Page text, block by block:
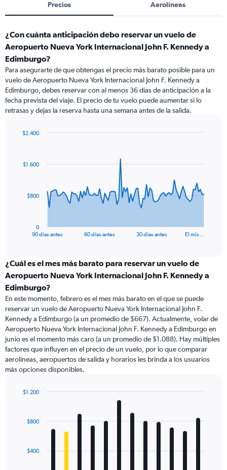
Precios Aerolíneas
¿Con cuánta anticipación debo reservar un vuelo de
Aeropuerto Nueva York Internacional John F. Kennedy a
Edimburgo?
Para asegurarte de que obtengas el precio más barato posible para un
vuelo de Aeropuerto Nueva York Internacional John F. Kennedy a
Edimburgo, debes reservar con al menos 36 días de anticipación a la
fecha prevista del viaje. El precio de tu vuelo puede aumentar si lo
retrasas y dejas la reserva hasta una semana antes de la salida.
data
The
categories.
Range:
91
categories.
The
chart
has
1
Y
axis
displaying
values.
to
90 días antes 60 días antes 30 días antes El mis…
0
$800
$1.600
$2.400
¿Cuál es el mes más barato para reservar un vuelo de
Aeropuerto Nueva York Internacional John F. Kennedy a
Edimburgo?
En este momento, febrero es el mes más barato en el que se puede
reservar un vuelo de Aeropuerto Nueva York Internacional John F.
Kennedy a Edimburgo (a un promedio de $667). Actualmente, volar de
Aeropuerto Nueva York Internacional John F. Kennedy a Edimburgo en
junio es el momento más caro (a un promedio de $1.088). Hay múltiples
factores que influyen en el precio de un vuelo, por lo que comparar
aerolíneas, aeropuertos de salida y horarios les brinda a los usuarios
más opciones disponibles.
with
The$400
$800
$1.200